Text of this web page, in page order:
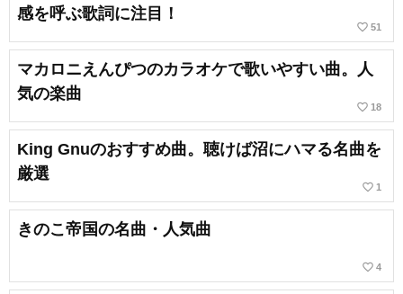
感を呼ぶ歌詞に注目！
favorite_border 51
マカロニえんぴつのカラオケで歌いやすい曲。人
気の楽曲
favorite_border 18
King Gnuのおすすめ曲。聴けば沼にハマる名曲を
厳選
favorite_border 1
きのこ帝国の名曲・人気曲
favorite_border 4